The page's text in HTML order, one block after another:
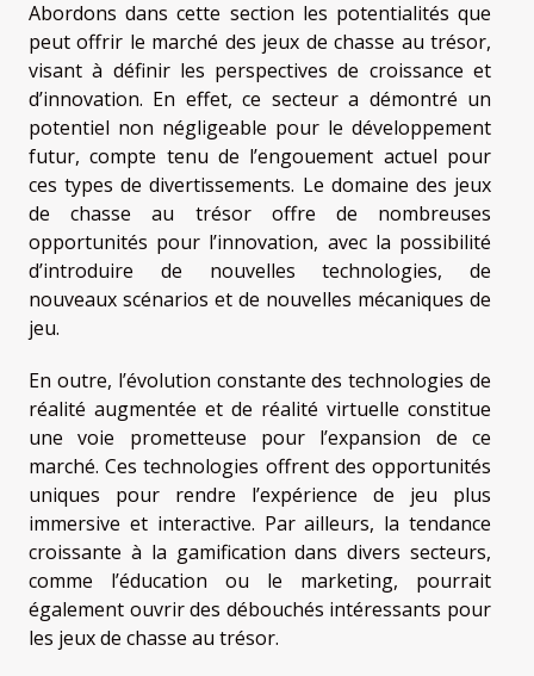
Abordons dans cette section les potentialités que
peut offrir le marché des jeux de chasse au trésor,
visant à définir les perspectives de croissance et
d’innovation. En effet, ce secteur a démontré un
potentiel non négligeable pour le développement
futur, compte tenu de l’engouement actuel pour
ces types de divertissements. Le domaine des jeux
de chasse au trésor offre de nombreuses
opportunités pour l’innovation, avec la possibilité
d’introduire de nouvelles technologies, de
nouveaux scénarios et de nouvelles mécaniques de
jeu.
En outre, l’évolution constante des technologies de
réalité augmentée et de réalité virtuelle constitue
une voie prometteuse pour l’expansion de ce
marché. Ces technologies offrent des opportunités
uniques pour rendre l’expérience de jeu plus
immersive et interactive. Par ailleurs, la tendance
croissante à la gamification dans divers secteurs,
comme l’éducation ou le marketing, pourrait
également ouvrir des débouchés intéressants pour
les jeux de chasse au trésor.